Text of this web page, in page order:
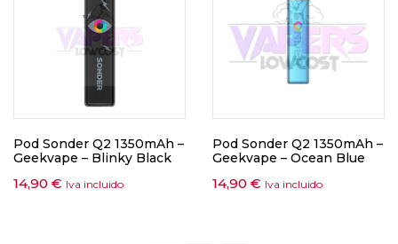
Pod Sonder Q2 1350mAh –
Geekvape – Blinky Black
14,90 € Iva incluido
Pod Sonder Q2 1350mAh –
Geekvape – Ocean Blue
14,90 € Iva incluido